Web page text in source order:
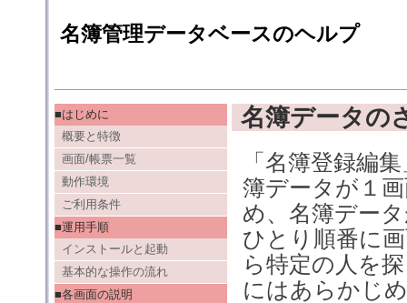
名簿管理データベースのヘルプ
名簿データの
「名簿登録編
簿データが１
め、名簿デー
ひとり順番に
ら特定の人を
にはあらかじ
■はじめに
概要と特徴
画面/帳票一覧
動作環境
ご利用条件
■運用手順
インストールと起動
基本的な操作の流れ
■各画面の説明